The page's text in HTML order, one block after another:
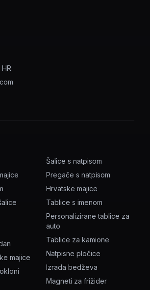
majice
Šalice s natpisom
Pregače s natpisom
Hrvatske majice
Tablice s imenom
Personalizirane tablice za
auto
Tablice za kamione
Natpisne pločice
Izrada bedževa
Magneti za frižider